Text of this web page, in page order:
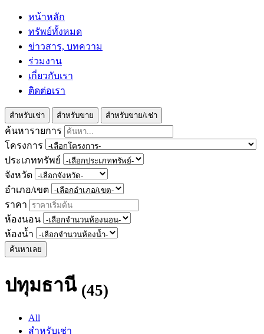
หน้าหลัก
ทรัพย์ทั้งหมด
ข่าวสาร, บทความ
ร่วมงาน
เกี่ยวกับเรา
ติดต่อเรา
สำหรับเช่า สำหรับขาย สำหรับขาย/เช่า
ค้นหารายการ
โครงการ
ประเภททรัพย์
จังหวัด
อำเภอ/เขต
ราคา
ห้องนอน
ห้องน้ำ
ค้นหาเลย
ปทุมธานี (45)
All
สำหรับเช่า